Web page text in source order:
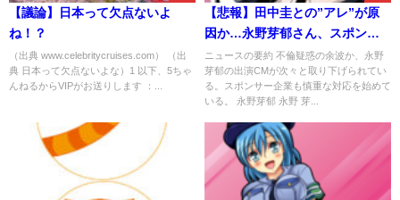
【議論】日本って欠点ないよ
ね！？
（出典 www.celebritycruises.com） （出
典 日本って欠点ないよな）1 以下、5ちゃ
んねるからVIPがお送りします ：...
【悲報】田中圭との”アレ”が原
因か…永野芽郁さん、スポンサ
ー撤退してしまう
ニュースの要約 不倫疑惑の余波か、永野
芽郁の出演CMが次々と取り下げられてい
る。スポンサー企業も慎重な対応を始めて
いる。 永野芽郁 永野 芽...